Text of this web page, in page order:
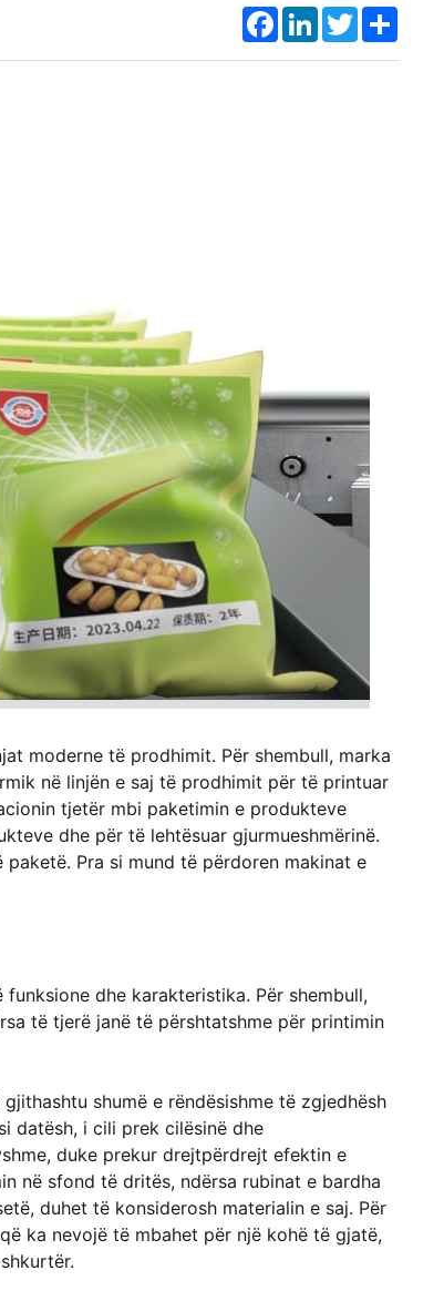
Facebook
LinkedInTwitterShare
moderne të prodhimit. Për shembull, marka
në linjën e saj të prodhimit për të printuar
tjetër mbi paketimin e produkteve
dhe për të lehtësuar gjurmueshmërinë.
Pra si mund të përdoren makinat e
dhe karakteristika. Për shembull,
të tjerë janë të përshtatshme për printimin
shumë e rëndësishme të zgjedhësh
datësh, i cili prek cilësinë dhe
duke prekur drejtpërdrejt efektin e
në sfond të dritës, ndërsa rubinat e bardha
duhet të konsiderosh materialin e saj. Për
ka nevojë të mbahet për një kohë të gjatë,